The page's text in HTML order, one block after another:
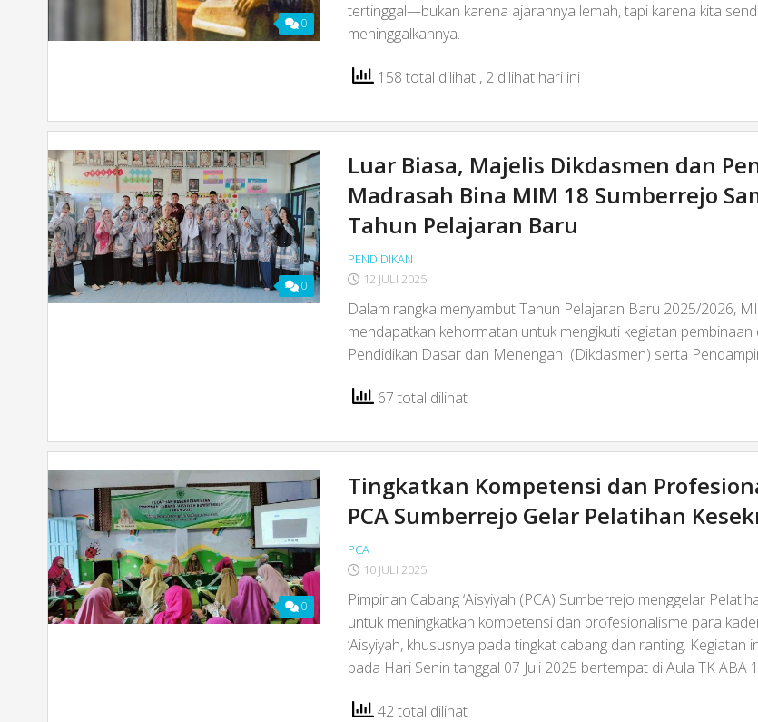
0
tertinggal—bukan karena ajarannya lemah, tapi karena kita
meninggalkannya.
158 total dilihat , 2 dilihat hari ini
0
Luar Biasa, Majelis Dikdasmen dan
Madrasah Bina MIM 18 Sumberrejo
Tahun Pelajaran Baru
PENDIDIKAN
12 JULI 2025
Dalam rangka menyambut Tahun Pelajaran Baru 2025/2026,
mendapatkan kehormatan untuk mengikuti kegiatan pembinaan
Pendidikan Dasar dan Menengah (Dikdasmen) serta
67 total dilihat
0
Tingkatkan Kompetensi dan
PCA Sumberrejo Gelar Pelatihan
PCA
10 JULI 2025
Pimpinan Cabang ‘Aisyiyah (PCA) Sumberrejo menggelar
untuk meningkatkan kompetensi dan profesionalisme para
‘Aisyiyah, khususnya pada tingkat cabang dan ranting. Kegiatan
pada Hari Senin tanggal 07 Juli 2025 bertempat di Aula TK ABA
42 total dilihat